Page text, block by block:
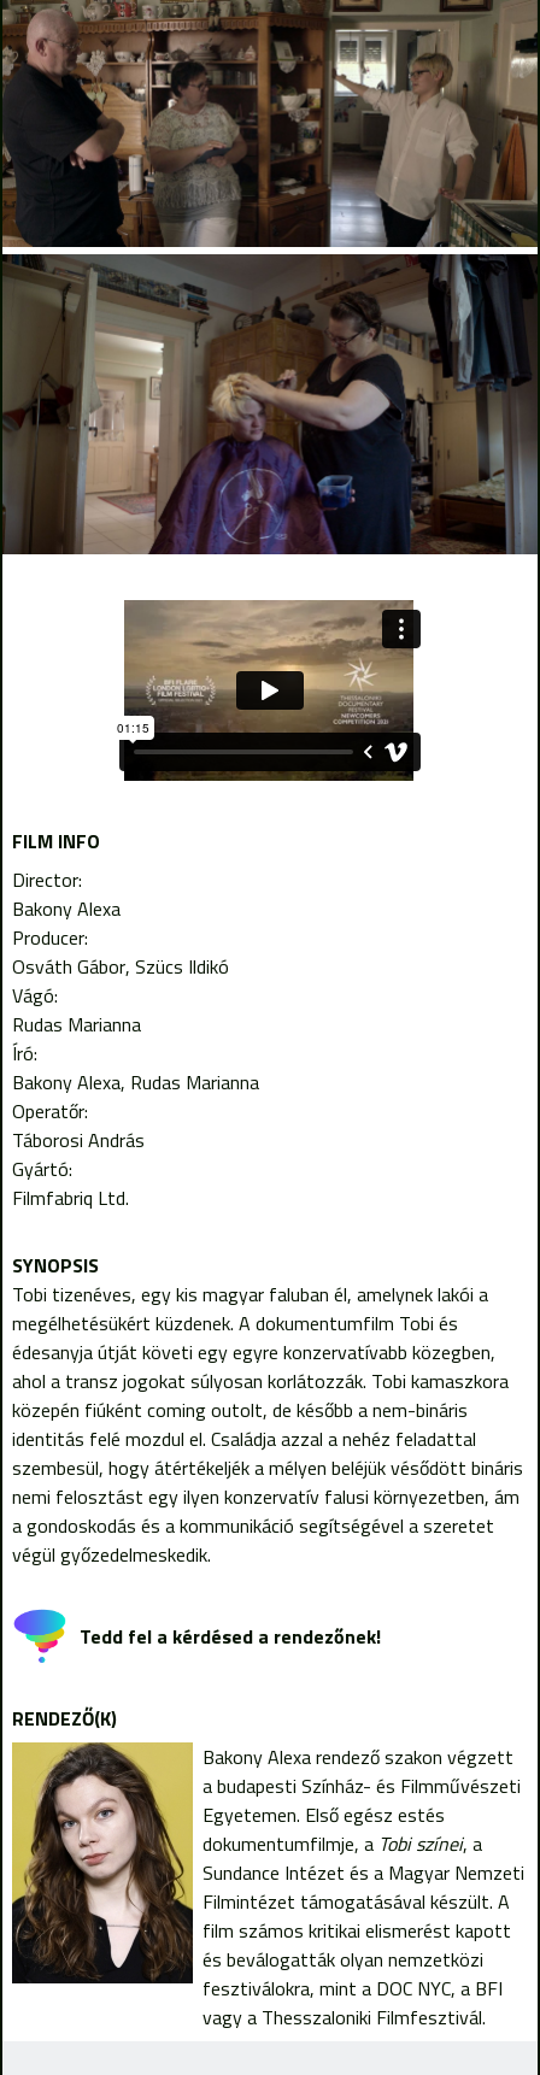
FILM INFO
Director:
Bakony Alexa
Producer:
Osváth Gábor Szücs Ildikó
Vágó:
Rudas Marianna
Író:
Bakony Alexa Rudas Marianna
Operatőr:
Táborosi András
Gyártó:
Filmfabriq Ltd.
Tobi tizenéves, egy kis magyar faluban él, amelynek lakói a
megélhetésükért küzdenek. A dokumentumfilm Tobi és
édesanyja útját követi egy egyre konzervatívabb közegben,
ahol a transz jogokat súlyosan korlátozzák. Tobi kamaszkora
közepén fiúként coming outolt, de később a nem-bináris
identitás felé mozdul el. Családja azzal a nehéz feladattal
szembesül, hogy átértékeljék a mélyen beléjük vésődött bináris
nemi felosztást egy ilyen konzervatív falusi környezetben, ám
a gondoskodás és a kommunikáció segítségével a szeretet
végül győzedelmeskedik.
Tedd fel a kérdésed a rendezőnek!
RENDEZŐ(K)
Bakony Alexa rendező szakon végzett
a budapesti Színház- és Filmművészeti
Egyetemen. Első egész estés
dokumentumfilmje, a Tobi színei, a
Sundance Intézet és a Magyar Nemzeti
Filmintézet támogatásával készült. A
film számos kritikai elismerést kapott
és beválogatták olyan nemzetközi
fesztiválokra, mint a DOC NYC, a BFI
vagy a Thesszaloniki Filmfesztivál.